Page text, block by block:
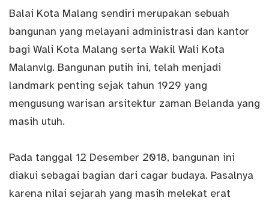
Balai Kota Malang sendiri merupakan sebuah
bangunan yang melayani administrasi dan kantor
bagi Wali Kota Malang serta Wakil Wali Kota
Malanvlg. Bangunan putih ini, telah menjadi
landmark penting sejak tahun 1929 yang
mengusung warisan arsitektur zaman Belanda yang
masih utuh.
Pada tanggal 12 Desember 2018, bangunan ini
diakui sebagai bagian dari cagar budaya. Pasalnya
karena nilai sejarah yang masih melekat erat